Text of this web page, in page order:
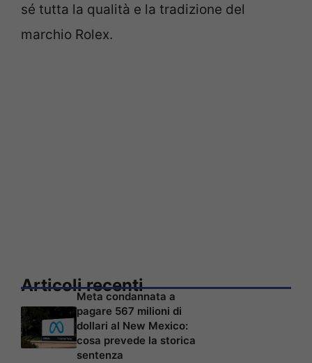
sé tutta la qualità e la tradizione del
marchio Rolex.
Articoli recenti
Meta condannata a
pagare 567 milioni di
dollari al New Mexico:
cosa prevede la storica
sentenza